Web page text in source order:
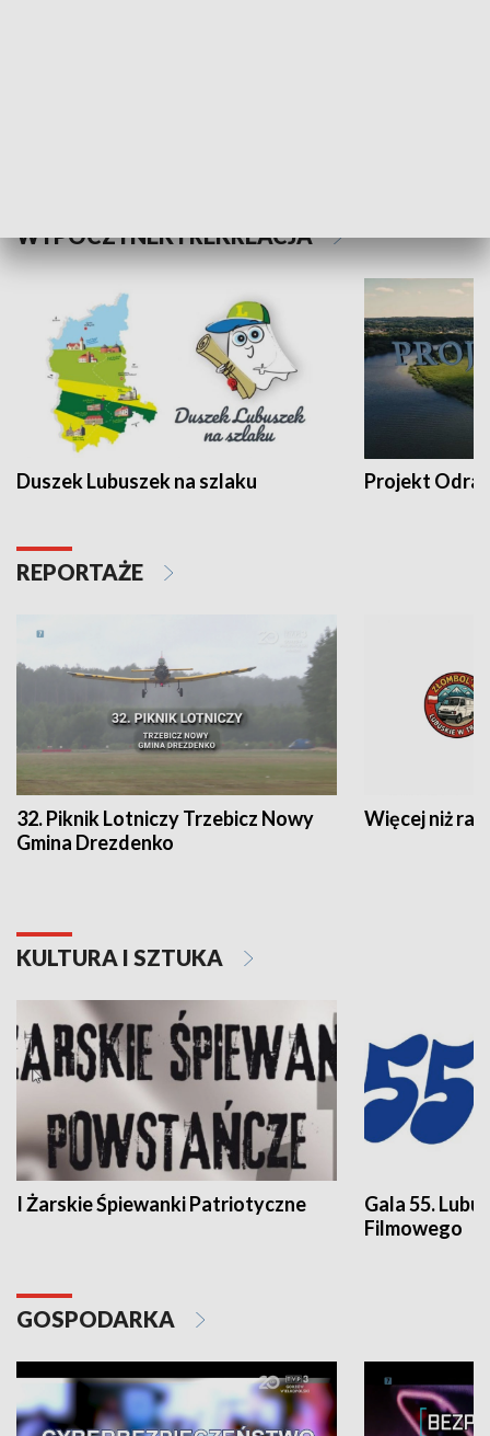
WYPOCZYNEK I REKREACJA
Duszek Lubuszek na szlaku Projekt Odra
REPORTAŻE
32. Piknik Lotniczy Trzebicz Nowy
Gmina Drezdenko
Więcej niż rajd
KULTURA I SZTUKA
I Żarskie Śpiewanki Patriotyczne
Gala 55.
Filmowego
GOSPODARKA